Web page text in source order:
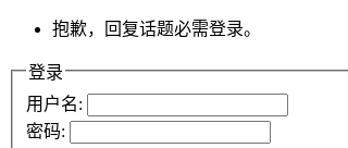
抱歉，回复话题必需登录。
登录
用户名:
密码: